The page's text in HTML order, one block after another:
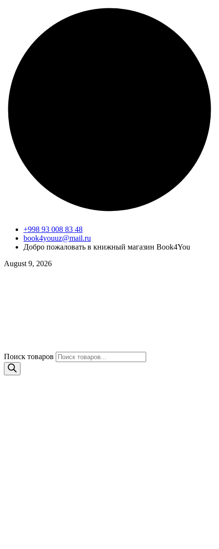
+998 93 008 83 48
book4youuz@mail.ru
Добро пожаловать в книжный магазин Book4You
August 9, 2026
Поиск товаров